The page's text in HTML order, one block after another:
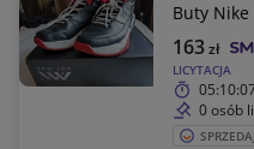
Buty
LICYTACJA
163zł
0 osób